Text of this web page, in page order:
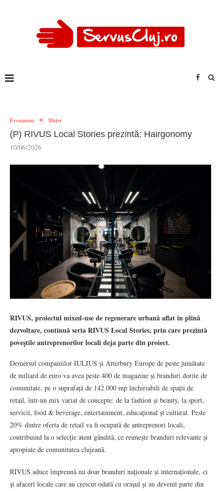
Eveniment Slider
(P) RIVUS Local Stories prezintă: Hairgonomy
10/06/2026
RIVUS, proiectul mixed-use de regenerare urbană aflat în plină
dezvoltare, continuă seria RIVUS Local Stories, prin care prezintă
poveștile antreprenorilor locali deja parte din proiect.
Demersul companiilor IULIUS și Atterbury Europe de peste jumătate
de miliard de euro va avea peste 400 de magazine și branduri dorite de
comunitate, pe o suprafață de 142.000 mp închiriabili de spații de
retail, într-un mix variat de concepte: de la fashion și beauty, la sport,
servicii, food & beverage, entertainment, educațional și cultural. Peste
20% dintre oferta de retail va fi ocupată de antreprenori locali,
contribuind la o selecție atent gândită, ce reunește branduri relevante și
apropiate de comunitatea clujeană.
RIVUS aduce împreună nu doar branduri naționale și internaționale, ci
și afaceri locale care au crescut odată cu orașul și au devenit parte din